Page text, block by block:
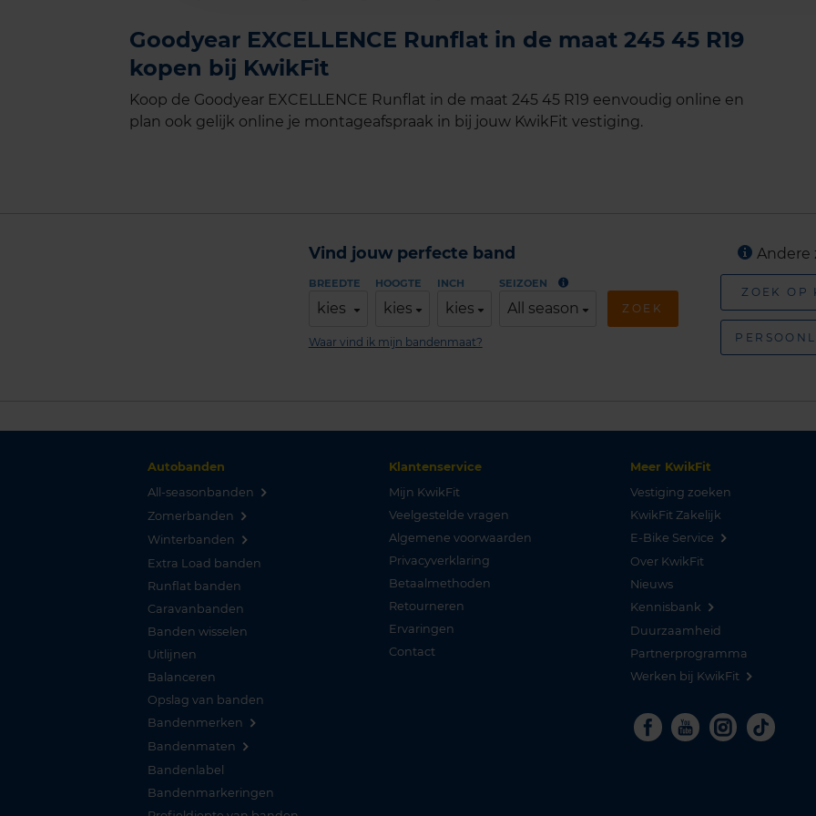
Goodyear EXCELLENCE Runflat in de maat 245 45 R19
kopen bij KwikFit
Koop de Goodyear EXCELLENCE Runflat in de maat 245 45 R19 eenvoudig online en
plan ook gelijk online je montageafspraak in bij jouw KwikFit vestiging.
Vind jouw perfecte band
BREEDTE
kies
HOOGTE
kies
INCH
kies
SEIZOEN
All season ZOEK
Waar vind ik mijn bandenmaat?
Andere
ZOEK OP
Autobanden
All-seasonbanden
Zomerbanden
Winterbanden
Extra Load banden
Runflat banden
Caravanbanden
Banden wisselen
Uitlijnen
Balanceren
Opslag van banden
Bandenmerken
Bandenmaten
Bandenlabel
Bandenmarkeringen
Klantenservice
Mijn KwikFit
Veelgestelde vragen
Algemene voorwaarden
Privacyverklaring
Betaalmethoden
Retourneren
Ervaringen
Contact
Meer KwikFit
Vestiging zoeken
KwikFit Zakelijk
E-Bike Service
Over KwikFit
Nieuws
Kennisbank
Duurzaamheid
Partnerprogramma
Werken bij KwikFit
Facebook
Youtube